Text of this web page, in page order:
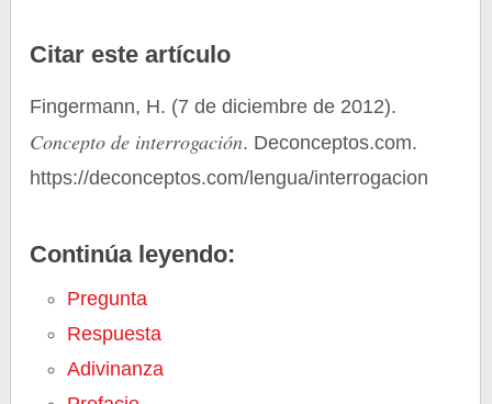
Citar este artículo
Fingermann, H. (7 de diciembre de 2012).
Concepto de interrogación. Deconceptos.com.
https://deconceptos.com/lengua/interrogacion
Continúa leyendo:
Pregunta
Respuesta
Adivinanza